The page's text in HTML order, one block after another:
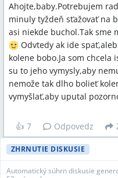
Ahojte,baby.Potrebujem
minuly tyždeň sťažovať na
asi niekde buchol.Tak sme
Odvtedy ak ide
kolene bobo.Ja som
su to jeho vymysly,aby
nemože tak dlho bolieť
vymyšlať,aby uputal
👍 7 Odpovedz
ZHRNUTIE DISKUSIE
Automatický súhrn diskusie